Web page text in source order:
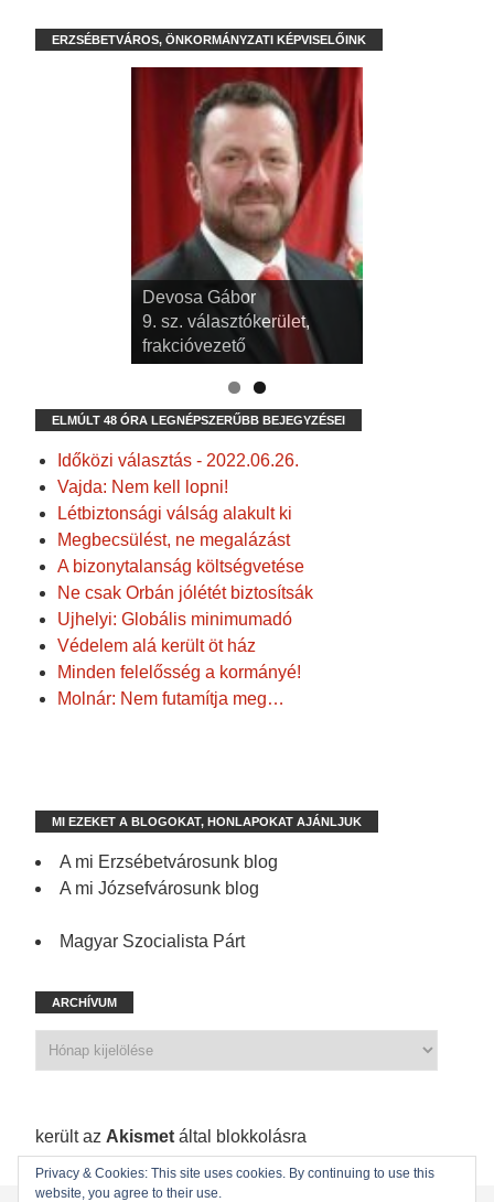
ERZSÉBETVÁROS, ÖNKORMÁNYZATI KÉPVISELŐINK
Devosa Gábor
9. sz. választókerület,
frakcióvezető
ELMÚLT 48 ÓRA LEGNÉPSZERŰBB BEJEGYZÉSEI
Időközi választás - 2022.06.26.
Vajda: Nem kell lopni!
Létbiztonsági válság alakult ki
Megbecsülést, ne megalázást
A bizonytalanság költségvetése
Ne csak Orbán jólétét biztosítsák
Ujhelyi: Globális minimumadó
Védelem alá került öt ház
Minden felelősség a kormányé!
Molnár: Nem futamítja meg…
MI EZEKET A BLOGOKAT, HONLAPOKAT AJÁNLJUK
A mi Erzsébetvárosunk blog
A mi Józsefvárosunk blog
Magyar Szocialista Párt
ARCHÍVUM
került az Akismet által blokkolásra
Privacy & Cookies: This site uses cookies. By continuing to use this
website, you agree to their use.